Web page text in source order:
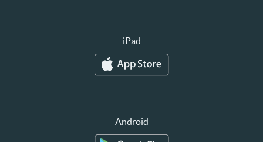
iPad
Android